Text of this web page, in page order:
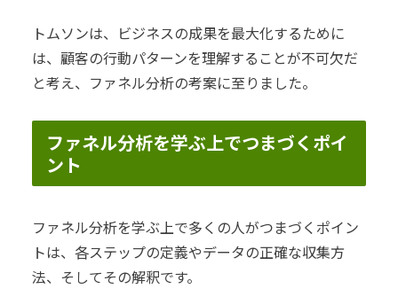
トムソンは、ビジネスの成果を最大化するために
は、顧客の行動パターンを理解することが不可欠だ
と考え、ファネル分析の考案に至りました。
ファネル分析を学ぶ上でつまづくポイ
ント
ファネル分析を学ぶ上で多くの人がつまづくポイン
トは、各ステップの定義やデータの正確な収集方
法、そしてその解釈です。